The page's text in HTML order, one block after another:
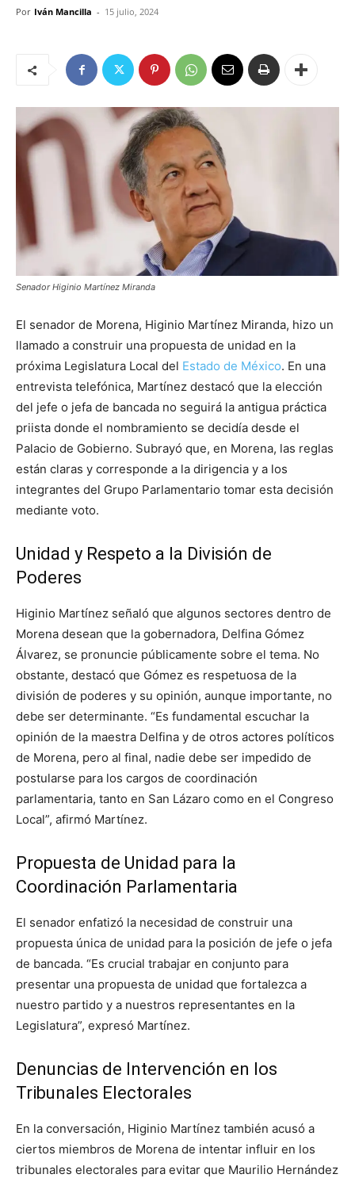
Por Iván Mancilla - 15 julio, 2024
Senador Higinio Martínez Miranda
El senador de Morena, Higinio Martínez Miranda, hizo un
llamado a construir una propuesta de unidad en la
próxima Legislatura Local del Estado de México. En una
entrevista telefónica, Martínez destacó que la elección
del jefe o jefa de bancada no seguirá la antigua práctica
priista donde el nombramiento se decidía desde el
Palacio de Gobierno. Subrayó que, en Morena, las reglas
están claras y corresponde a la dirigencia y a los
integrantes del Grupo Parlamentario tomar esta decisión
mediante voto.
Unidad y Respeto a la División de
Poderes
Higinio Martínez señaló que algunos sectores dentro de
Morena desean que la gobernadora, Delfina Gómez
Álvarez, se pronuncie públicamente sobre el tema. No
obstante, destacó que Gómez es respetuosa de la
división de poderes y su opinión, aunque importante, no
debe ser determinante. “Es fundamental escuchar la
opinión de la maestra Delfina y de otros actores políticos
de Morena, pero al final, nadie debe ser impedido de
postularse para los cargos de coordinación
parlamentaria, tanto en San Lázaro como en el Congreso
Local”, afirmó Martínez.
Propuesta de Unidad para la
Coordinación Parlamentaria
El senador enfatizó la necesidad de construir una
propuesta única de unidad para la posición de jefe o jefa
de bancada. “Es crucial trabajar en conjunto para
presentar una propuesta de unidad que fortalezca a
nuestro partido y a nuestros representantes en la
Legislatura”, expresó Martínez.
Denuncias de Intervención en los
Tribunales Electorales
En la conversación, Higinio Martínez también acusó a
ciertos miembros de Morena de intentar influir en los
tribunales electorales para evitar que Maurilio Hernández